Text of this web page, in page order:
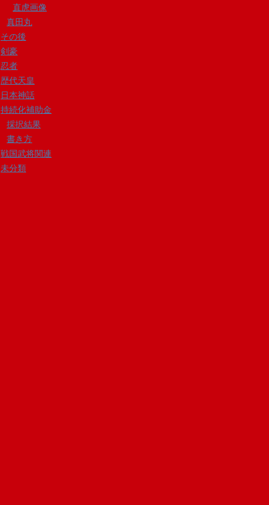
直虎画像
真田丸
その後
剣豪
忍者
歴代天皇
日本神話
持続化補助金
採択結果
書き方
戦国武将関連
未分類